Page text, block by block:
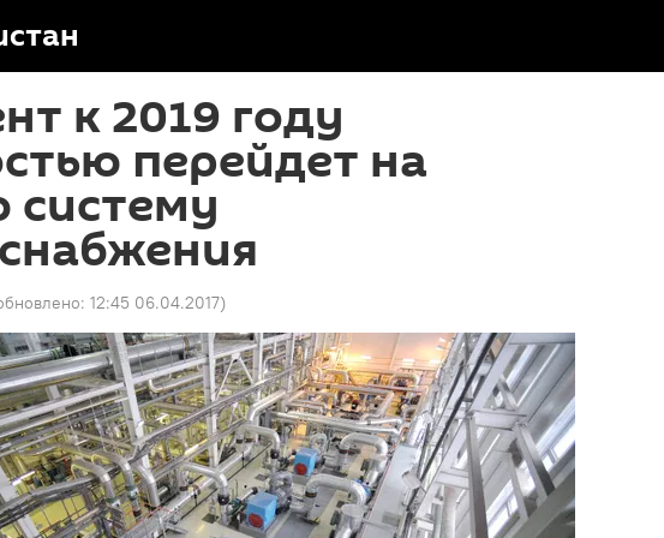
к 2019 году
перейдет на
12:45 06.04.2017)